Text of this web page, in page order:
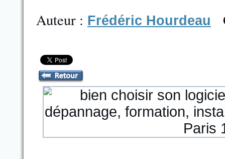
Auteur : Frédéric Hourdeau